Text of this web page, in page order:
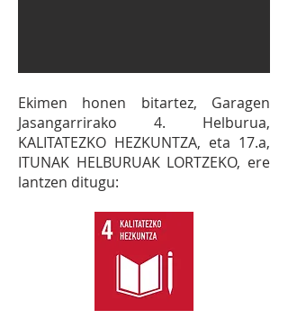
Ekimen honen bitartez, Garagen
Jasangarrirako 4. Helburua,
KALITATEZKO HEZKUNTZA, eta 17.a,
ITUNAK HELBURUAK LORTZEKO, ere
lantzen ditugu: